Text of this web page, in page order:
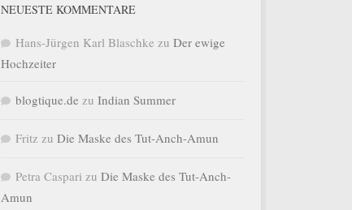
NEUESTE KOMMENTARE
Hans-Jürgen Karl Blaschke zu Der ewige
Hochzeiter
blogtique.de zu Indian Summer
Fritz zu Die Maske des Tut-Anch-Amun
Petra Caspari zu Die Maske des Tut-Anch-
Amun